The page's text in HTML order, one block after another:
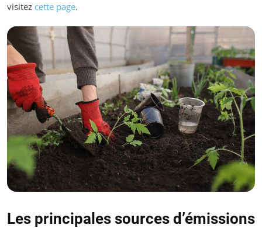
visitez cette page.
Les principales sources d’émissions